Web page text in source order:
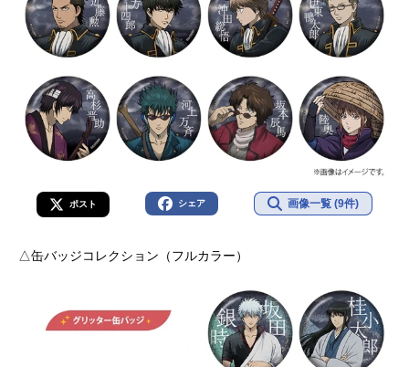
ポスト シェア 画像一覧 (9件)
△缶バッジコレクション（フルカラー）